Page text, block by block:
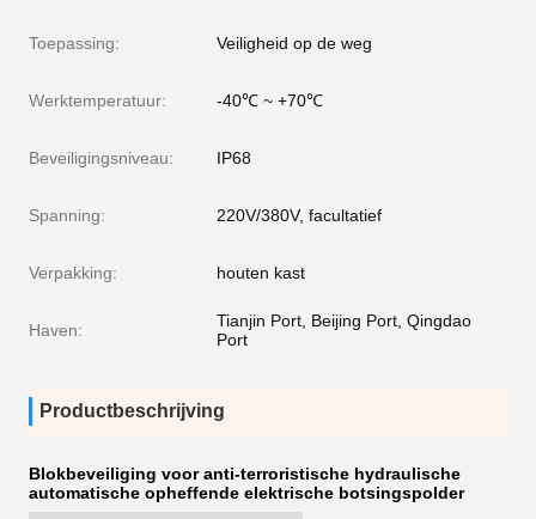
Toepassing: Veiligheid op de weg
Werktemperatuur: -40℃ ~ +70℃
Beveiligingsniveau: IP68
Spanning: 220V/380V, facultatief
Verpakking: houten kast
Haven:
Tianjin Port, Beijing Port, Qingdao
Port
Productbeschrijving
Blokbeveiliging voor anti-terroristische hydraulische
automatische opheffende elektrische botsingspolder